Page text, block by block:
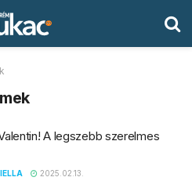
A legszebb szerelmes
2025.02.13.